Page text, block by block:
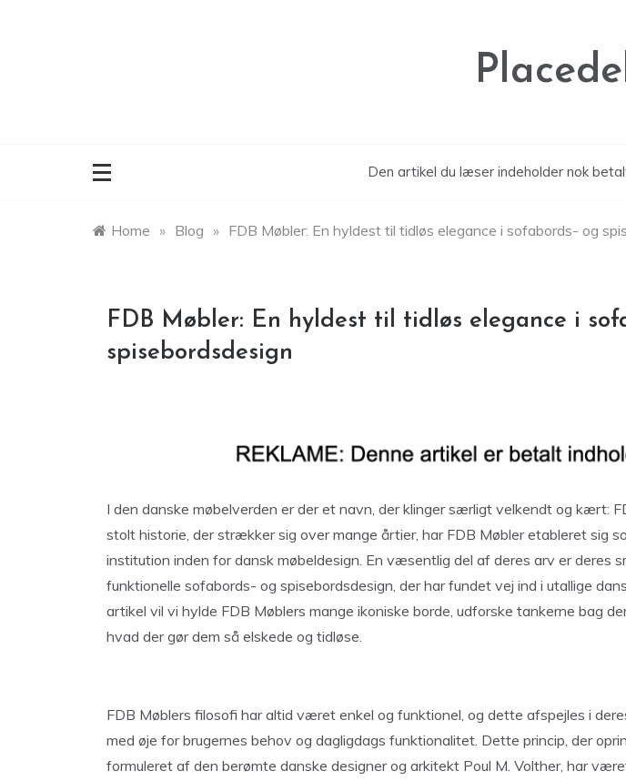
Den artikel du læser indeholder nok
Home » Blog » FDB Møbler: En hyldest til tidløs elegance i sofabords- og
FDB Møbler: En hyldest til tidløs elegance i
spisebordsdesign
I den danske møbelverden er der et navn, der klinger særligt velkendt og kært:
stolt historie, der strækker sig over mange årtier, har FDB Møbler etableret sig
institution inden for dansk møbeldesign. En væsentlig del af deres arv er deres
funktionelle sofabords- og spisebordsdesign, der har fundet vej ind i utallige
artikel vil vi hylde FDB Møblers mange ikoniske borde, udforske tankerne bag
hvad der gør dem så elskede og tidløse.
FDB Møblers filosofi har altid været enkel og funktionel, og dette afspejles i
med øje for brugernes behov og dagligdags funktionalitet. Dette princip, der
formuleret af den berømte danske designer og arkitekt Poul M. Volther, har